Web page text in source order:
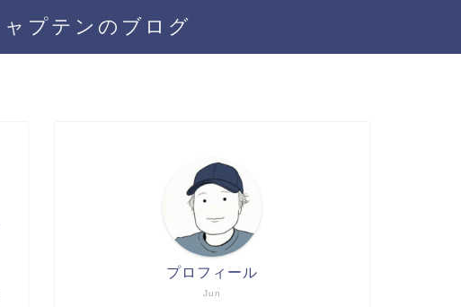
プテンのブログ
Jun
プロフィール